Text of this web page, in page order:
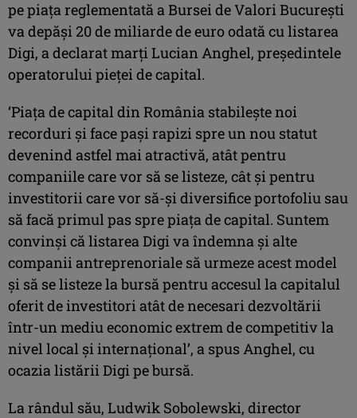
pe piaţa reglementată a Bursei de Valori Bucureşti
va depăşi 20 de miliarde de euro odată cu listarea
Digi, a declarat marţi Lucian Anghel, preşedintele
operatorului pieţei de capital.
‘Piaţa de capital din România stabileşte noi
recorduri şi face paşi rapizi spre un nou statut
devenind astfel mai atractivă, atât pentru
companiile care vor să se listeze, cât şi pentru
investitorii care vor să-şi diversifice portofoliu sau
să facă primul pas spre piaţa de capital. Suntem
convinşi că listarea Digi va îndemna şi alte
companii antreprenoriale să urmeze acest model
şi să se listeze la bursă pentru accesul la capitalul
oferit de investitori atât de necesari dezvoltării
într-un mediu economic extrem de competitiv la
nivel local şi internaţional’, a spus Anghel, cu
ocazia listării Digi pe bursă.
La rândul său, Ludwik Sobolewski, director